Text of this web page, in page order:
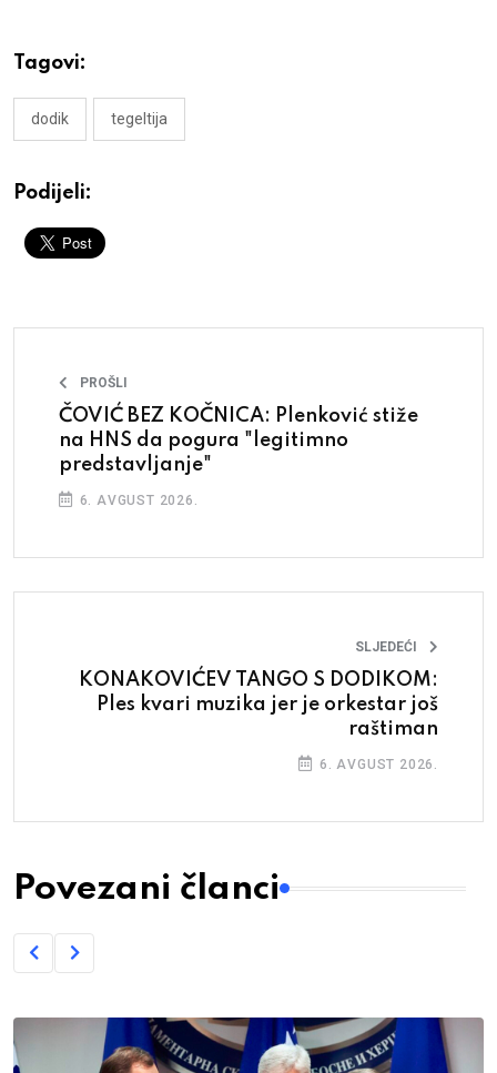
Tagovi:
dodik tegeltija
Podijeli:
PROŠLI
ČOVIĆ BEZ KOČNICA: Plenković stiže
na HNS da pogura "legitimno
predstavljanje"
6. AVGUST 2026.
SLJEDEĆI
KONAKOVIĆEV TANGO S DODIKOM:
Ples kvari muzika jer je orkestar još
raštiman
6. AVGUST 2026.
Povezani članci